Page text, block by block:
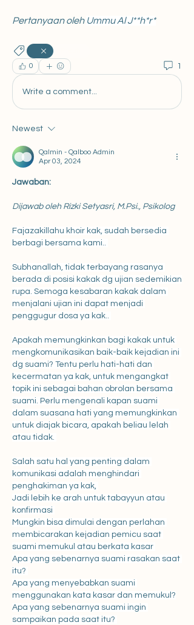
Pertanyaan oleh Ummu Al J**h*r*
0
1
Write a comment...
Newest
Qalmin - Qalboo Admin
Apr 03, 2024
Jawaban:
Dijawab oleh Rizki Setyasri, M.Psi., Psikolog
Fajazakillahu khoir kak, sudah bersedia
berbagi bersama kami..
Subhanallah, tidak terbayang rasanya
berada di posisi kakak dg ujian sedemikian
rupa. Semoga kesabaran kakak dalam
menjalani ujian ini dapat menjadi
penggugur dosa ya kak..
Apakah memungkinkan bagi kakak untuk
mengkomunikasikan baik-baik kejadian ini
dg suami? Tentu perlu hati-hati dan
kecermatan ya kak, untuk mengangkat
topik ini sebagai bahan obrolan bersama
suami. Perlu mengenali kapan suami
dalam suasana hati yang memungkinkan
untuk diajak bicara, apakah beliau lelah
atau tidak.
Salah satu hal yang penting dalam
komunikasi adalah menghindari
penghakiman ya kak,
Jadi lebih ke arah untuk tabayyun atau
konfirmasi
Mungkin bisa dimulai dengan perlahan
membicarakan kejadian pemicu saat
suami memukul atau berkata kasar
Apa yang sebenarnya suami rasakan saat
itu?
Apa yang menyebabkan suami
menggunakan kata kasar dan memukul?
Apa yang sebenarnya suami ingin
sampaikan pada saat itu?